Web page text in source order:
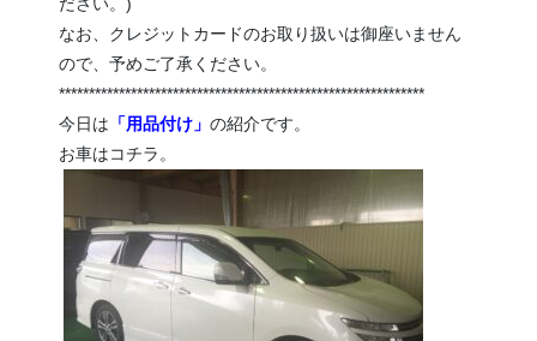
なお、クレジットカードのお取り扱いは御座いません
ので、予めご了承ください。
*************************************************************
今日は 「用品付け」の紹介です。
お車はコチラ。